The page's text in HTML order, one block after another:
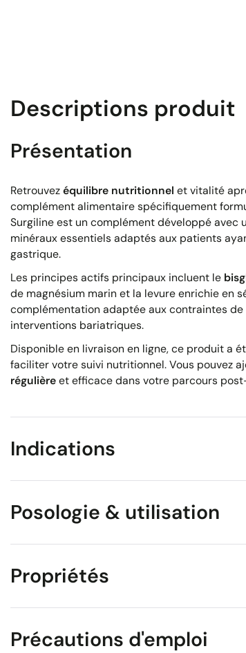
Descriptions produit
Présentation
Retrouvezéquilibre nutritionnel et vitalité
complément alimentaire spécifiquement
Surgiline est un complément développé avec
minéraux essentiels adaptés aux patients
gastrique.
Les principes actifs principaux incluent le
de magnésium marin et la levure enrichie en
complémentation adaptée aux contraintes
interventions bariatriques.
Disponible en livraison en ligne, ce produit a
faciliter votre suivi nutritionnel. Vous pouvez
régulièreet efficace dans votre parcours
Indications
Posologie & utilisation
Propriétés
Précautions d'emploi